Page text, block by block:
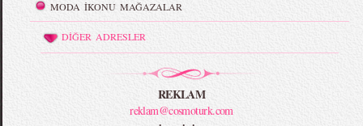
MODA İKONU MAĞAZALAR
DİĞER ADRESLER
REKLAM
reklam@cosmoturk.com